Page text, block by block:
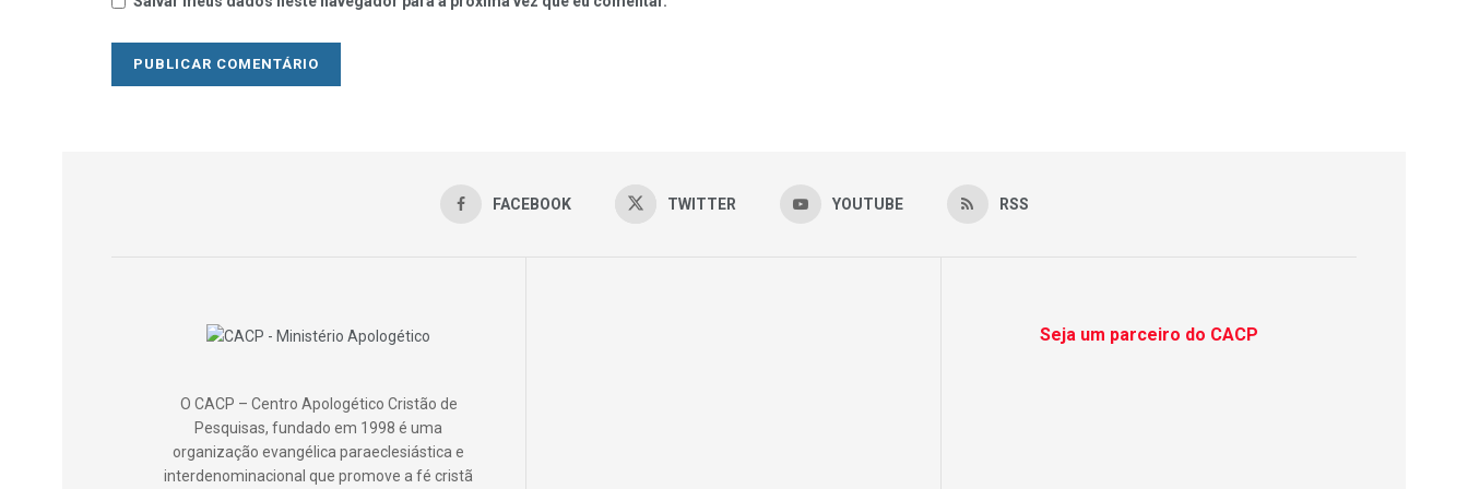
FACEBOOK TWITTER YOUTUBE RSS
O CACP – Centro Apologético Cristão de
Pesquisas, fundado em 1998 é uma
organização evangélica paraeclesiástica e
interdenominacional que promove a fé cristã
Seja um parceiro do CACP